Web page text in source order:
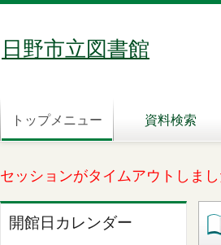
日野市立図書館
トップメニュー 資料検索
セッションがタイムアウトしまし
開館日カレンダー